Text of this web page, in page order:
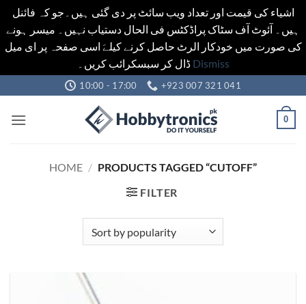
اشیاء کی قیمت اور تعداد ویب سائٹ پر دی گئی ہیں۔جو کہ فائنل
ہیں۔ آئوٹ آف سٹاک پراڈکٹس فی الحال دستیاب نہیں۔ میسر ہونے
کی صورت میں خودکار الرٹ حاصل کرنے کیلےَ اسی صفحہ پر ای میل
ڈال کر سبسکرائب کریں۔ Dismiss
to
content
10:00 - 17:00 +923 007 321 041
0
HOME / PRODUCTS TAGGED “CUTOFF”
FILTER